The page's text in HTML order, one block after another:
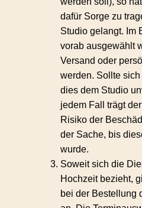
dafür Sorge zu
Studio gelangt. Im
vorab ausgewählt
Versand oder
werden. Sollte
dies dem Studio
jedem Fall trägt
Risiko der
der Sache, bis
wurde.
Soweit sich die
Hochzeit bezieht,
bei der Bestellung